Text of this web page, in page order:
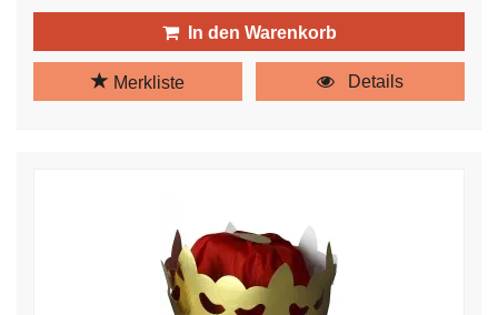
In den Warenkorb
Merkliste Details